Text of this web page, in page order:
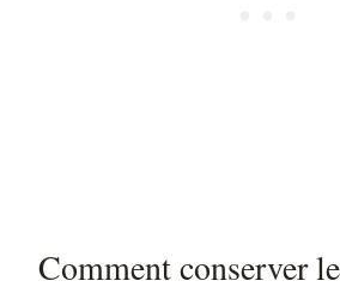
Comment conserver